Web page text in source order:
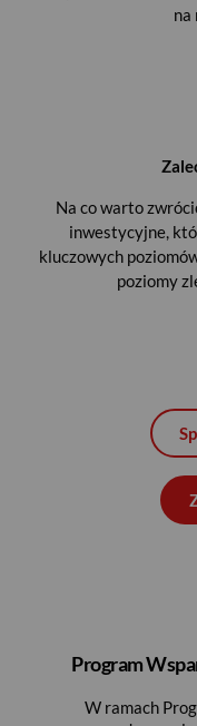
na
Na co warto
inwestycyjne,
kluczowych
poziomy
Program
W ramach